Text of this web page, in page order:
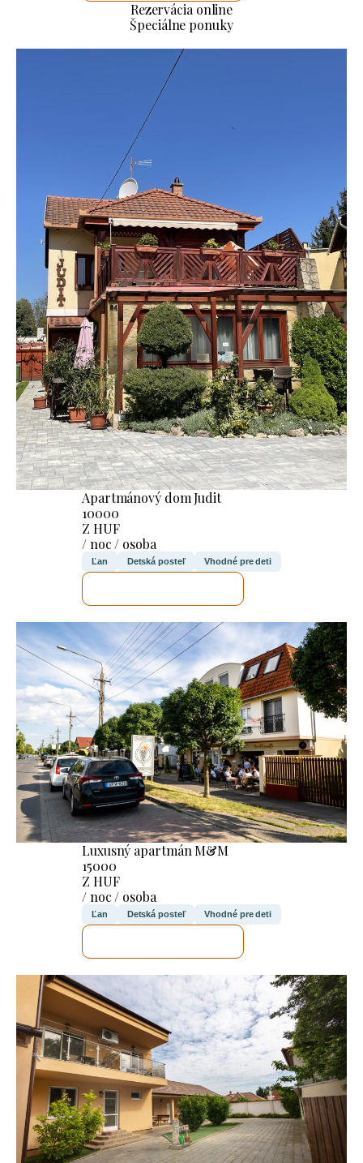
Rezervácia online
Špeciálne ponuky
Apartmánový dom Judit
10000
Z HUF
/ noc / osoba
Ľan Detská posteľ Vhodné pre deti
Luxusný apartmán M&M
15000
Z HUF
/ noc / osoba
Ľan Detská posteľ Vhodné pre deti